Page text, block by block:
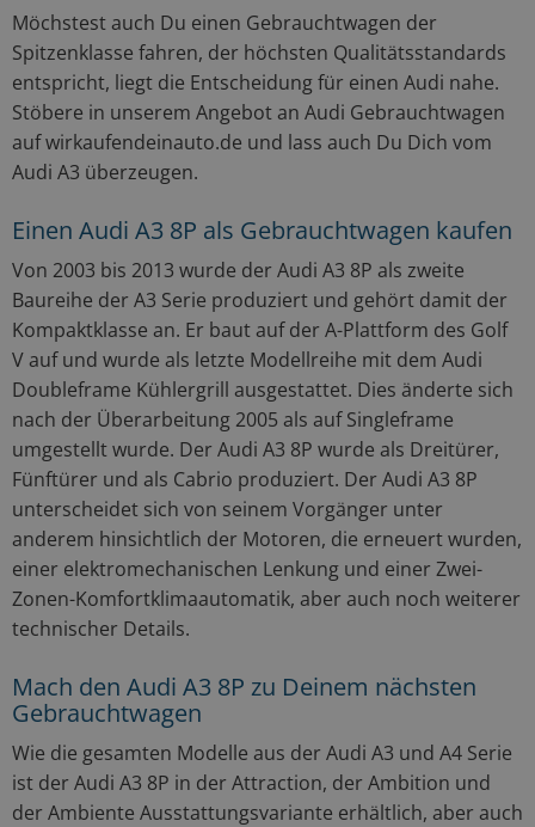
Möchstest auch Du einen Gebrauchtwagen der
Spitzenklasse fahren, der höchsten Qualitätsstandards
entspricht, liegt die Entscheidung für einen Audi nahe.
Stöbere in unserem Angebot an Audi Gebrauchtwagen
auf wirkaufendeinauto.de und lass auch Du Dich vom
Audi A3 überzeugen.
Einen Audi A3 8P als Gebrauchtwagen kaufen
Von 2003 bis 2013 wurde der Audi A3 8P als zweite
Baureihe der A3 Serie produziert und gehört damit der
Kompaktklasse an. Er baut auf der A-Plattform des Golf
V auf und wurde als letzte Modellreihe mit dem Audi
Doubleframe Kühlergrill ausgestattet. Dies änderte sich
nach der Überarbeitung 2005 als auf Singleframe
umgestellt wurde. Der Audi A3 8P wurde als Dreitürer,
Fünftürer und als Cabrio produziert. Der Audi A3 8P
unterscheidet sich von seinem Vorgänger unter
anderem hinsichtlich der Motoren, die erneuert wurden,
einer elektromechanischen Lenkung und einer Zwei-
Zonen-Komfortklimaautomatik, aber auch noch weiterer
technischer Details.
Mach den Audi A3 8P zu Deinem nächsten
Gebrauchtwagen
Wie die gesamten Modelle aus der Audi A3 und A4 Serie
ist der Audi A3 8P in der Attraction, der Ambition und
der Ambiente Ausstattungsvariante erhältlich, aber auch